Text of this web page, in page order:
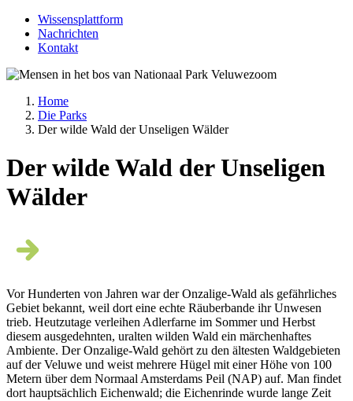
Wissensplattform
Nachrichten
Kontakt
Breadcrumb
Home
Die Parks
Der wilde Wald der Unseligen Wälder
Der wilde Wald der Unseligen
Wälder
Vor Hunderten von Jahren war der Onzalige-Wald als gefährliches
Gebiet bekannt, weil dort eine echte Räuberbande ihr Unwesen
trieb. Heutzutage verleihen Adlerfarne im Sommer und Herbst
diesem ausgedehnten, uralten wilden Wald ein märchenhaftes
Ambiente. Der Onzalige-Wald gehört zu den ältesten Waldgebieten
auf der Veluwe und weist mehrere Hügel mit einer Höhe von 100
Metern über dem Normaal Amsterdams Peil (NAP) auf. Man findet
dort hauptsächlich Eichenwald; die Eichenrinde wurde lange Zeit